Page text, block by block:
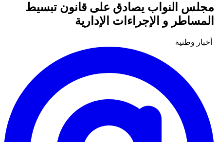
مجلس النواب يصادق على قانون تبسيط
المساطر و الإجراءات الإدارية
أخبار وطنية